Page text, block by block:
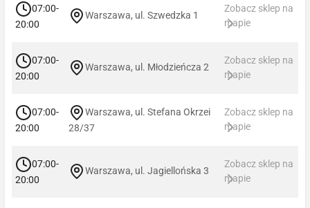
07:00-
20:00
Warszawa, ul. Szwedzka 1
Zobacz sklep na
mapie
07:00-
20:00
Warszawa, ul. Młodzieńcza 2
Zobacz sklep na
mapie
07:00-
20:00
Warszawa, ul. Stefana Okrzei
28/37
Zobacz sklep na
mapie
07:00-
20:00
Warszawa, ul. Jagiellońska 3
Zobacz sklep na
mapie